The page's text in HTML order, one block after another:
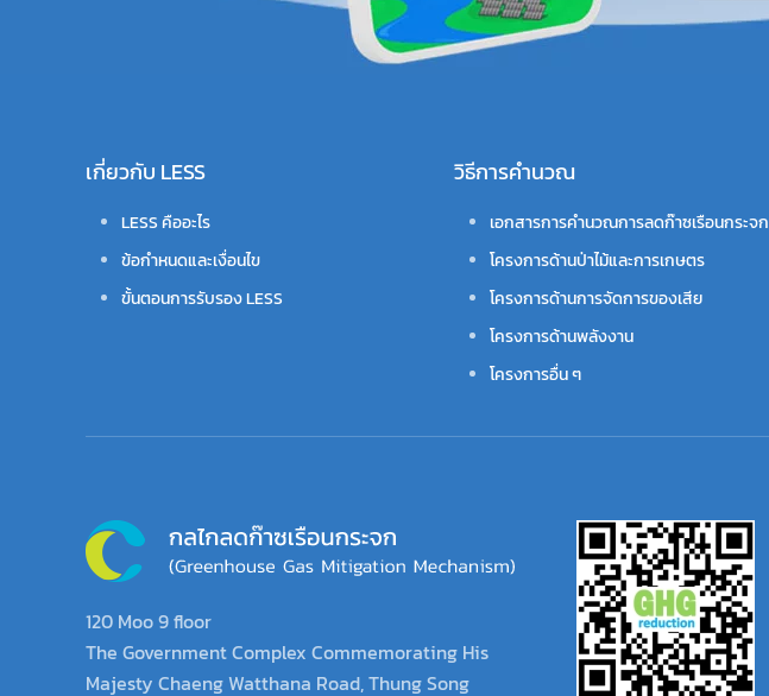
เกี่ยวกับ LESS
LESS คืออะไร
ข้อกำหนดและเงื่อนไข
ขั้นตอนการรับรอง LESS
วิธีการคำนวณ
เอกสารการคำนวณการลดก๊าซเรือนกระจก
โครงการด้านป่าไม้และการเกษตร
โครงการด้านการจัดการของเสีย
โครงการด้านพลังงาน
โครงการอื่น ๆ
120 Moo 9 floor
The Government Complex Commemorating His
Majesty Chaeng Watthana Road, Thung Song